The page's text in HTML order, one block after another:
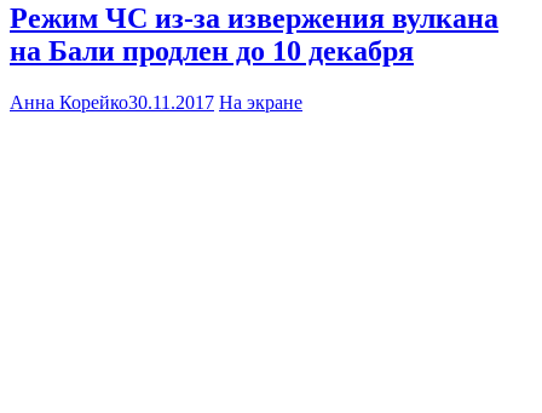
Режим ЧС из-за извержения вулкана
на Бали продлен до 10 декабря
Анна Корейко30.11.2017 На экране